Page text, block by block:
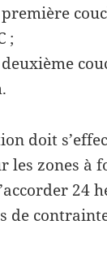
;
doit
les zones
24
de